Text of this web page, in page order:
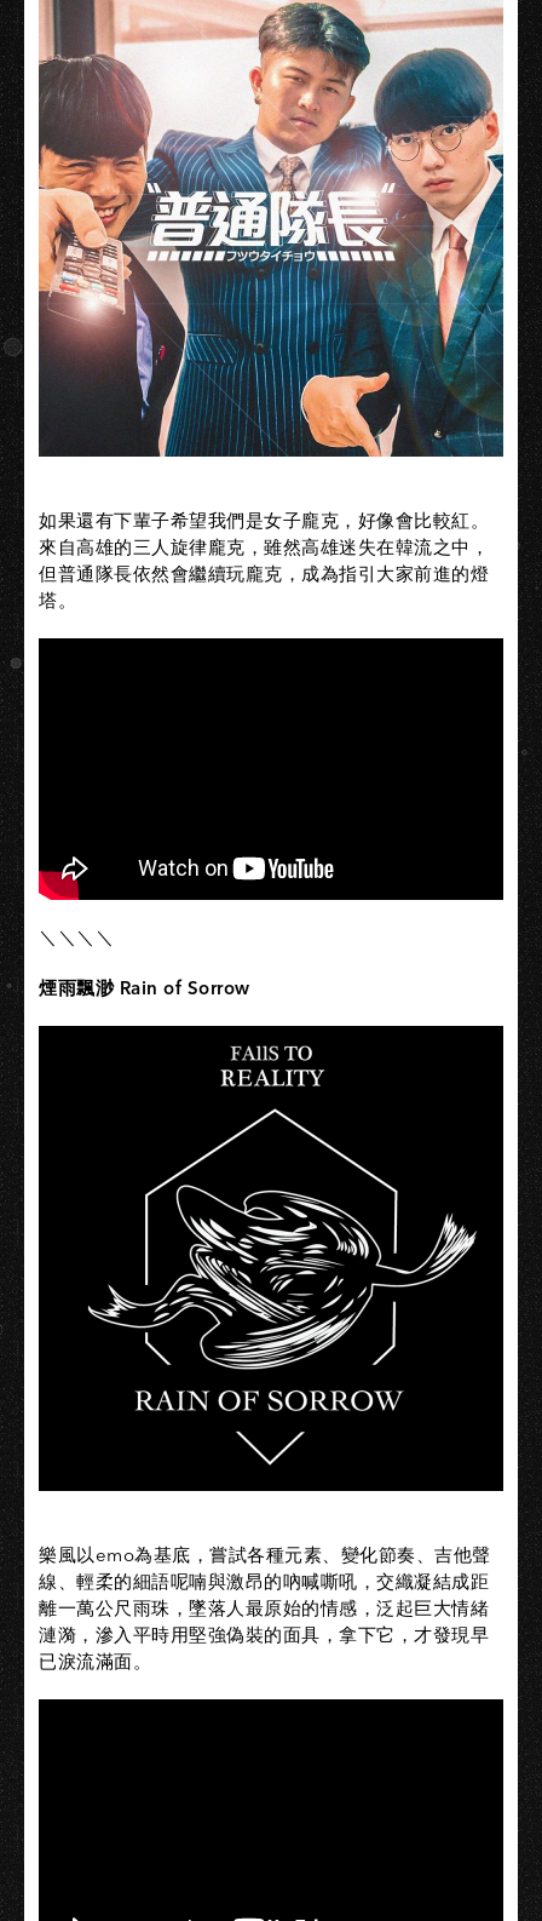
如果還有下輩子希望我們是女子龐克，好像會比較紅。
來自高雄的三人旋律龐克，雖然高雄迷失在韓流之中，
但普通隊長依然會繼續玩龐克，成為指引大家前進的燈
塔。
＼＼＼＼
煙雨飄渺 Rain of Sorrow
樂風以emo為基底，嘗試各種元素、變化節奏、吉他聲
線、輕柔的細語呢喃與激昂的吶喊嘶吼，交織凝結成距
離一萬公尺雨珠，墜落人最原始的情感，泛起巨大情緒
漣漪，滲入平時用堅強偽裝的面具，拿下它，才發現早
已淚流滿面。